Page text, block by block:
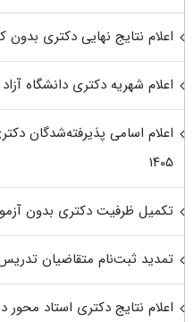
اعلام نتایج نهایی دکتری بدون
اعلام شهریه دکتری دانشگاه آزاد ۱۴۰۵
اعلام اسامی پذیرفته‌شدگان
۱۴۰۵
تکمیل ظرفیت دکتری بدون آزمون
تمدید ثبت‌نام متقاضیان تدریس
اعلام نتایج دکتری استاد محور